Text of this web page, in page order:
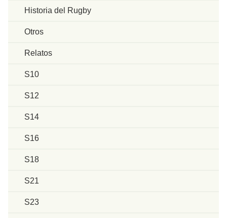
Historia del Rugby
Otros
Relatos
S10
S12
S14
S16
S18
S21
S23